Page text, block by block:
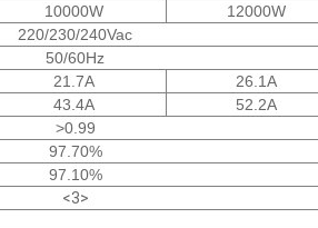
10000W
12000W
220/230/240Vac
50/60Hz
21.7A
26.1A
43.4A
52.2A
>0.99
97.70%
97.10%
<3>